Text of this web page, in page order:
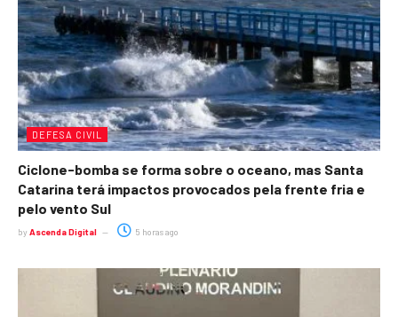
DEFESA CIVIL
Ciclone-bomba se forma sobre o oceano, mas Santa
Catarina terá impactos provocados pela frente fria e
pelo vento Sul
by Ascenda Digital 5 horas ago